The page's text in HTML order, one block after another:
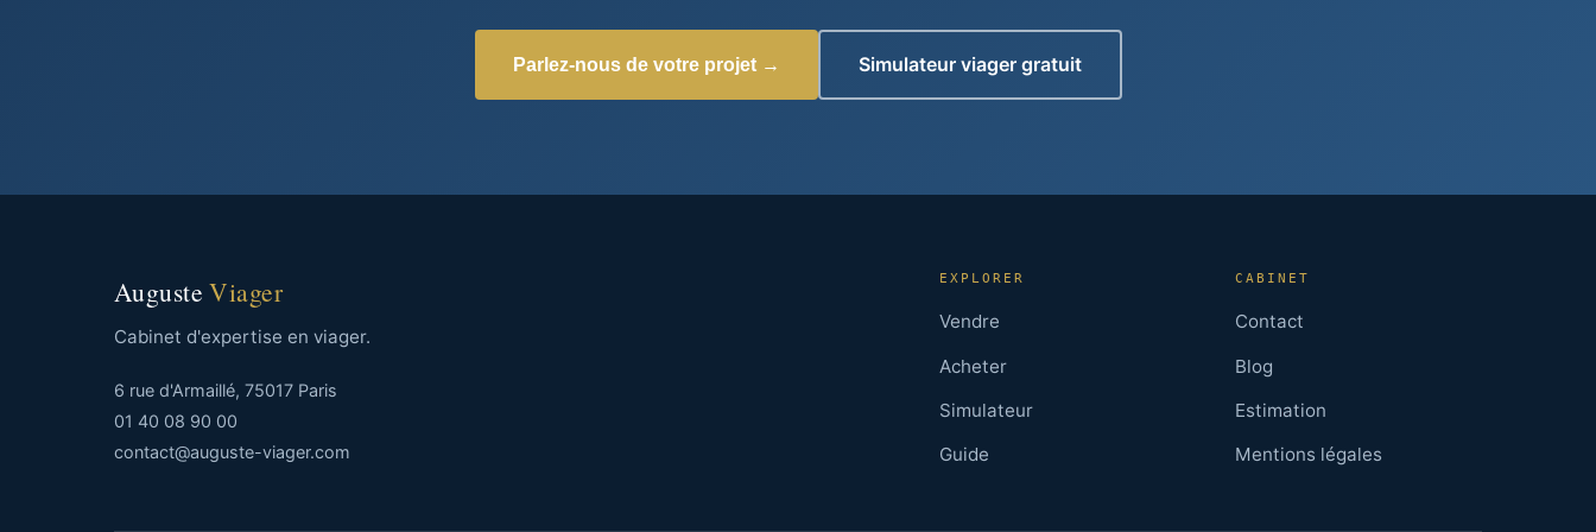
Parlez-nous de votre projet → Simulateur viager gratuit
AugusteViager
Cabinet d'expertise en viager.
6 rue d'Armaillé, 75017 Paris
01 40 08 90 00
contact@auguste-viager.com
EXPLORER
Vendre
Acheter
Simulateur
Guide
CABINET
Contact
Blog
Estimation
Mentions légales